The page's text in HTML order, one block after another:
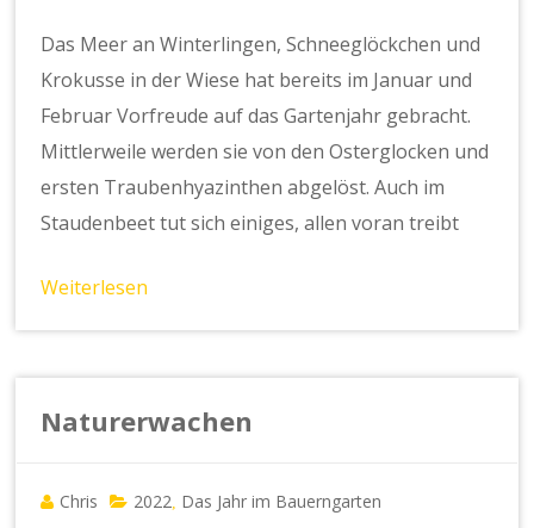
Das Meer an Winterlingen, Schneeglöckchen und
Krokusse in der Wiese hat bereits im Januar und
Februar Vorfreude auf das Gartenjahr gebracht.
Mittlerweile werden sie von den Osterglocken und
ersten Traubenhyazinthen abgelöst. Auch im
Staudenbeet tut sich einiges, allen voran treibt
Weiterlesen
Naturerwachen
Chris 2022 Das Jahr im Bauerngarten